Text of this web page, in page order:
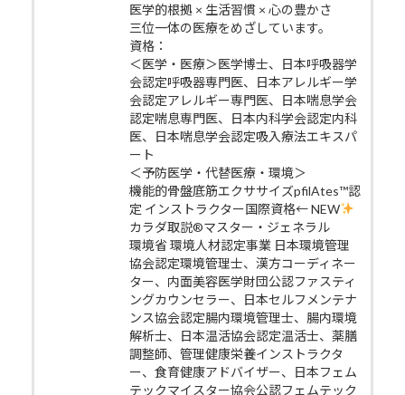
医学的根拠 × 生活習慣 × 心の豊かさ
三位一体の医療をめざしています。
資格：
＜医学・医療＞医学博士、日本呼吸器学
会認定呼吸器専門医、日本アレルギー学
会認定アレルギー専門医、日本喘息学会
認定喘息専門医、日本内科学会認定内科
医、日本喘息学会認定吸入療法エキスパ
ート
＜予防医学・代替医療・環境＞
機能的骨盤底筋エクササイズpfilAtes™認
定 インストラクター国際資格← NEW
カラダ取説®マスター・ジェネラル
環境省 環境人材認定事業 日本環境管理
協会認定環境管理士、漢方コーディネー
ター、内面美容医学財団公認ファスティ
ングカウンセラー、日本セルフメンテナ
ンス協会認定腸内環境管理士、腸内環境
解析士、日本温活協会認定温活士、薬膳
調整師、管理健康栄養インストラクタ
ー、食育健康アドバイザー、日本フェム
テックマイスター協会公認フェムテック